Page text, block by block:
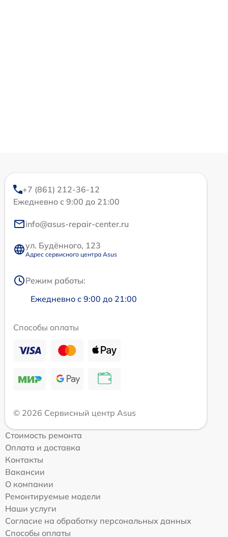
+7 (861) 212-36-12
Ежедневно с 9:00 до 21:00
info@asus-repair-center.ru
ул. Будённого, 123
Адрес сервисного центра Asus
Режим работы:
Ежедневно с 9:00 до 21:00
Способы оплаты
© 2026 Сервисный центр Asus
Стоимость ремонта
Оплата и доставка
Контакты
Вакансии
О компании
Ремонтируемые модели
Наши услуги
Согласие на обработку персональных данных
Способы оплаты